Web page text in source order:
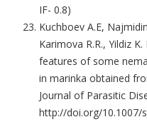
IF- 0.8)
Kuchboev A.E,
Karimova R.R., Yildiz
features of some
in marinka obtained
Journal of Parasitic
http://doi.org/10.1007/